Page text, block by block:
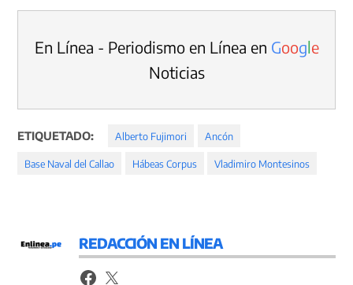
En Línea - Periodismo en Línea en Google
Noticias
ETIQUETADO: Alberto Fujimori Ancón
Base Naval del Callao Hábeas Corpus Vladimiro Montesinos
REDACCIÓN EN LÍNEA